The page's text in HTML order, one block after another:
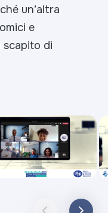
un’altra
e
scapito di